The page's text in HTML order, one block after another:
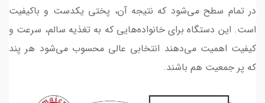
در تمام سطح می‌شود که نتیجه آن، پختی یکدست و باکیفیت
است. این دستگاه برای خانواده‌هایی که به تغذیه سالم، سرعت و
کیفیت اهمیت می‌دهند انتخابی عالی محسوب می‌شود هر پند
که پر جمعیت هم باشند.